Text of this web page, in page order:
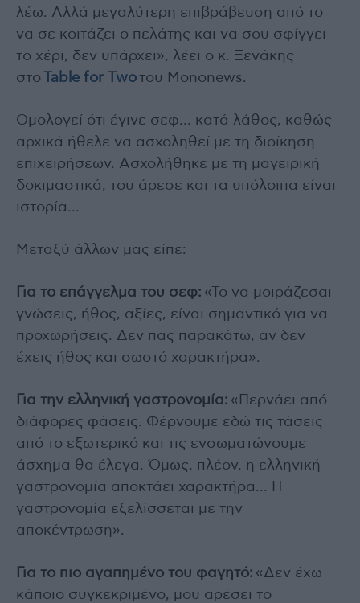
λέω. Αλλά μεγαλύτερη επιβράβευση από το
να σε κοιτάζει ο πελάτης και να σου σφίγγει
το χέρι, δεν υπάρχει», λέει ο κ. Ξενάκης
στο
Table for Twoτου Mononews.
Ομολογεί ότι έγινε σεφ… κατά λάθος, καθώς
αρχικά ήθελε να ασχοληθεί με τη διοίκηση
επιχειρήσεων. Ασχολήθηκε με τη μαγειρική
δοκιμαστικά, του άρεσε και τα υπόλοιπα είναι
ιστορία…
Μεταξύ άλλων μας είπε:
Για το επάγγελμα του σεφ: «Το να μοιράζεσαι
γνώσεις, ήθος, αξίες, είναι σημαντικό για να
προχωρήσεις. Δεν πας παρακάτω, αν δεν
έχεις ήθος και σωστό χαρακτήρα».
Για την ελληνική γαστρονομία: «Περνάει από
διάφορες φάσεις. Φέρνουμε εδώ τις τάσεις
από το εξωτερικό και τις ενσωματώνουμε
άσχημα θα έλεγα. Όμως, πλέον, η ελληνική
γαστρονομία αποκτάει χαρακτήρα… Η
γαστρονομία εξελίσσεται με την
αποκέντρωση».
Για το πιο αγαπημένο του φαγητό: «Δεν έχω
κάποιο συγκεκριμένο, μου αρέσει το